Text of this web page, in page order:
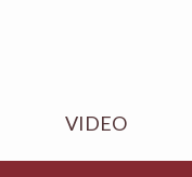
VIDEO